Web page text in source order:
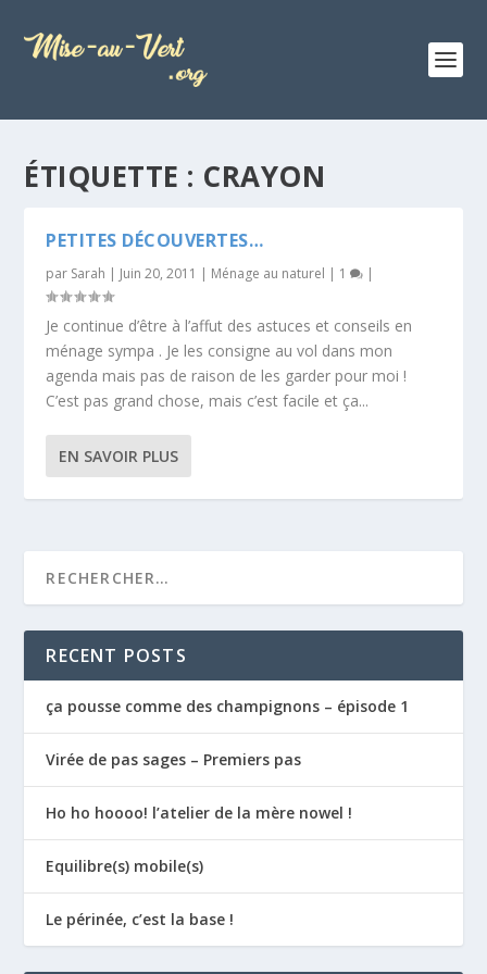
ÉTIQUETTE : CRAYON
PETITES DÉCOUVERTES…
par Sarah | Juin 20, 2011 | Ménage au naturel | 1 |
Je continue d’être à l’affut des astuces et conseils en
ménage sympa . Je les consigne au vol dans mon
agenda mais pas de raison de les garder pour moi !
C’est pas grand chose, mais c’est facile et ça...
EN SAVOIR PLUS
RECENT POSTS
ça pousse comme des champignons – épisode 1
Virée de pas sages – Premiers pas
Ho ho hoooo! l’atelier de la mère nowel !
Equilibre(s) mobile(s)
Le périnée, c’est la base !